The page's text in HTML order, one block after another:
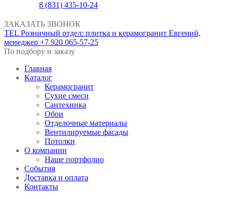
8 (831) 435-10-24
ЗАКАЗАТЬ ЗВОНОК
TEL Розничный отдел: плитка и керамогранит Евгений,
менеджер +7 920 065-57-25
По подбору и заказу
Главная
Каталог
Керамогранит
Сухие смеси
Сантехника
Обои
Отделочные материалы
Вентилируемые фасады
Потолки
О компании
Наше портфолио
События
Доставка и оплата
Контакты